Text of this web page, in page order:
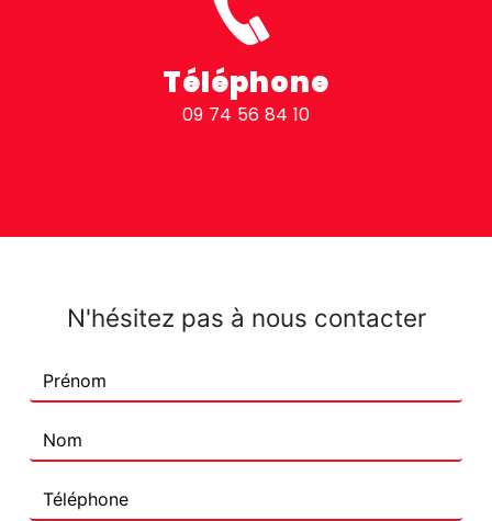
Téléphone
09 74 56 84 10
N'hésitez pas à nous contacter